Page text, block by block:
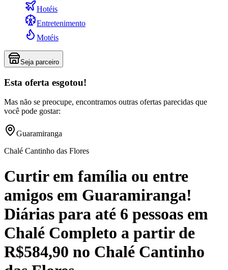
Hotéis
Entretenimento
Motéis
Seja parceiro
Esta oferta esgotou!
Mas não se preocupe, encontramos outras ofertas parecidas que
você pode gostar:
Guaramiranga
Chalé Cantinho das Flores
Curtir em família ou entre
amigos em Guaramiranga!
Diárias para até 6 pessoas em
Chalé Completo a partir de
R$584,90 no Chalé Cantinho